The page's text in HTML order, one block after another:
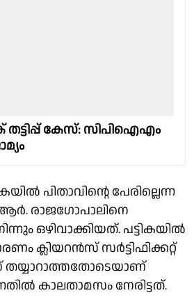
കേസ്: സിപിഐഎം
പിതാവിൻ്റെ പേരില്ലെന്ന
രാജഗോപാലിനെ
ഒഴിവാക്കിയത്. പട്ടികയിൽ
ക്ലിയറൻസ് സർട്ടിഫിക്കറ്റ്
കാലതാമസം നേരിട്ടത്.